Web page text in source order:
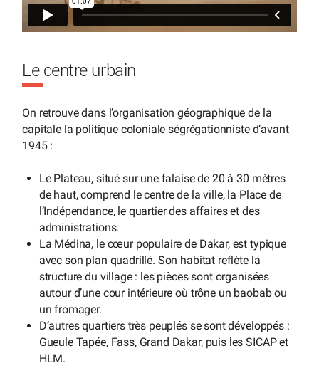
Le centre urbain
On retrouve dans l’organisation géographique de la
capitale la politique coloniale ségrégationniste d’avant
1945 :
Le Plateau, situé sur une falaise de 20 à 30 mètres
de haut, comprend le centre de la ville, la Place de
l’Indépendance, le quartier des affaires et des
administrations.
La Médina, le cœur populaire de Dakar, est typique
avec son plan quadrillé. Son habitat reflète la
structure du village : les pièces sont organisées
autour d’une cour intérieure où trône un baobab ou
un fromager.
D’autres quartiers très peuplés se sont développés :
Gueule Tapée, Fass, Grand Dakar, puis les SICAP et
HLM.